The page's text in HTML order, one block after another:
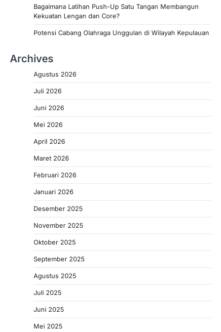
Bagaimana Latihan Push-Up Satu Tangan Membangun
Kekuatan Lengan dan Core?
Potensi Cabang Olahraga Unggulan di Wilayah Kepulauan
Archives
Agustus 2026
Juli 2026
Juni 2026
Mei 2026
April 2026
Maret 2026
Februari 2026
Januari 2026
Desember 2025
November 2025
Oktober 2025
September 2025
Agustus 2025
Juli 2025
Juni 2025
Mei 2025